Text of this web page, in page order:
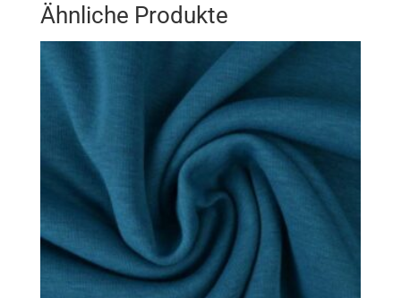
Ähnliche Produkte